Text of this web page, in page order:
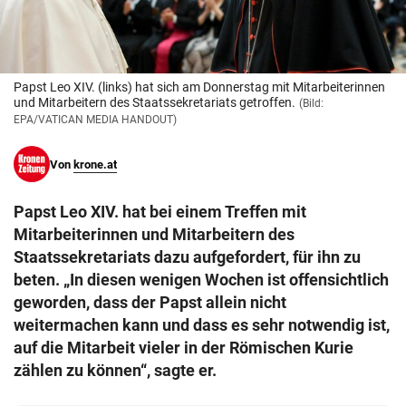
© Krone Multimedia GmbH & Co KG 2026
Muthgasse 2, 1190 Wien
Papst Leo XIV. (links) hat sich am Donnerstag mit Mitarbeiterinnen
und Mitarbeitern des Staatssekretariats getroffen. (Bild:
EPA/VATICAN MEDIA HANDOUT)
Von krone.at
Papst Leo XIV. hat bei einem Treffen mit
Mitarbeiterinnen und Mitarbeitern des
Staatssekretariats dazu aufgefordert, für ihn zu
beten. „In diesen wenigen Wochen ist offensichtlich
geworden, dass der Papst allein nicht
weitermachen kann und dass es sehr notwendig ist,
auf die Mitarbeit vieler in der Römischen Kurie
zählen zu können“, sagte er.